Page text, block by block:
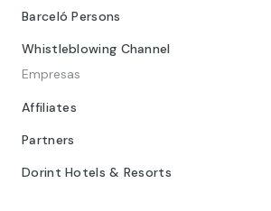
Barceló Persons
Whistleblowing Channel
Empresas
Affiliates
Partners
Dorint Hotels & Resorts